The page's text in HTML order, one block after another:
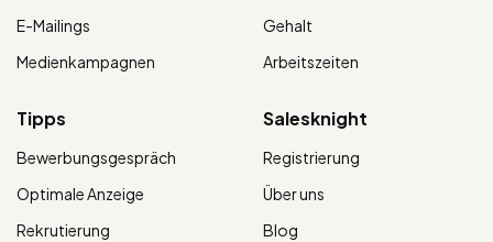
E-Mailings
Medienkampagnen
Gehalt
Arbeitszeiten
Tipps
Bewerbungsgespräch
Optimale Anzeige
Rekrutierung
Salesknight
Registrierung
Über uns
Blog